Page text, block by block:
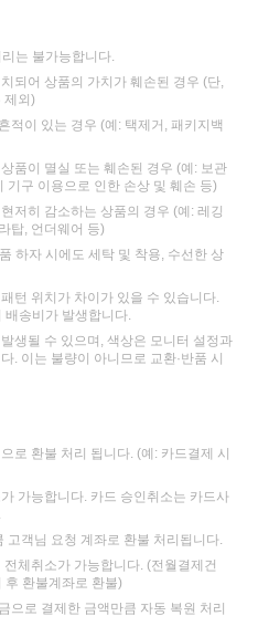
는 불가능합니다.
되어 상품의 가치가 훼손된 경우 (단,
제외)
적이 있는 경우 (예: 택제거, 패키지백
품이 멸실 또는 훼손된 경우 (예: 보관
기구 이용으로 인한 손상 및 훼손 등)
저히 감소하는 상품의 경우 (예: 레깅
탑, 언더웨어 등)
하자 시에도 세탁 및 착용, 수선한 상
턴 위치가 차이가 있을 수 있습니다.
배송비가 발생합니다.
생될 수 있으며, 색상은 모니터 설정과
. 이는 불량이 아니므로 교환·반품 시
로 환불 처리 됩니다. (예: 카드결제 시
가능합니다. 카드 승인취소는 카드사
고객님 요청 계좌로 환불 처리됩니다.
체취소가 가능합니다. (전월결제건
후 환불계좌로 환불)
으로 결제한 금액만큼 자동 복원 처리